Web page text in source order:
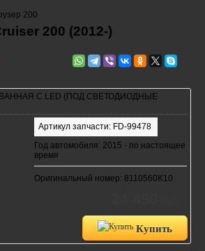
200 (2012-)
С LED (ПОД СВЕТОДИОДНЫЕ
Артикул запчасти: FD-99478
Год автомобиля: 2015 - по настоящее
время
Оригинальный номер: 8110560K10
Купить